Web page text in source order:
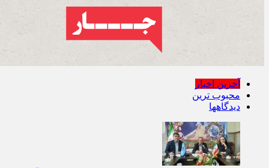
آخرین اخبار
محبوب ترین
دیدگاهها